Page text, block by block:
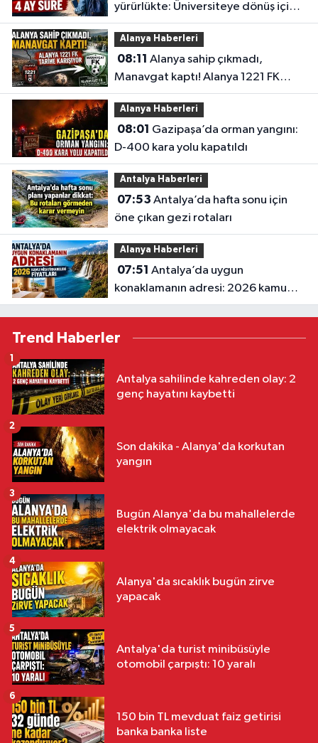
yürürlükte: Üniversiteye dönüş için 4
ay süre
Alanya Haberleri
08:11
Manavgat kaptı! Alanya 1221 FK
tarihe karışıyor
Alanya Haberleri
08:01
D-400 kara yolu kapatıldı
Antalya Haberleri
07:53
öne çıkan gezi rotaları
Alanya Haberleri
07:51
konaklamanın adresi: 2026 kamu
misafirhaneleri fiyatları
Trend Haberler
Antalya sahilinde kahreden olay: 2
genç hayatını kaybetti
1
Son dakika - Alanya'da korkutan
yangın
2
Bugün Alanya'da bu mahallelerde
elektrik olmayacak
3
Alanya'da sıcaklık bugün zirve
yapacak
4
Antalya'da turist minibüsüyle
otomobil çarpıştı: 10 yaralı
5
150 bin TL mevduat faiz getirisi
banka banka liste
6